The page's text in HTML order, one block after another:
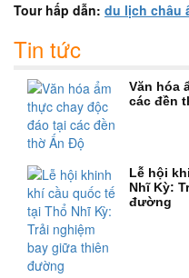
Tour hấp dẫn: du lịch châu
Tin tức
Văn hóa
các đền
Lễ hội
Nhĩ Kỳ:
đường